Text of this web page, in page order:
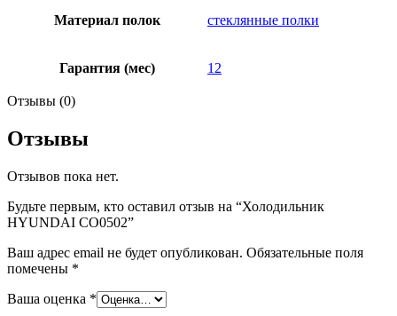
Материал полок стеклянные полки
Гарантия (мес) 12
Отзывы (0)
Отзывы
Отзывов пока нет.
Будьте первым, кто оставил отзыв на “Холодильник
HYUNDAI CO0502”
Ваш адрес email не будет опубликован. Обязательные поля
помечены *
Ваша оценка *